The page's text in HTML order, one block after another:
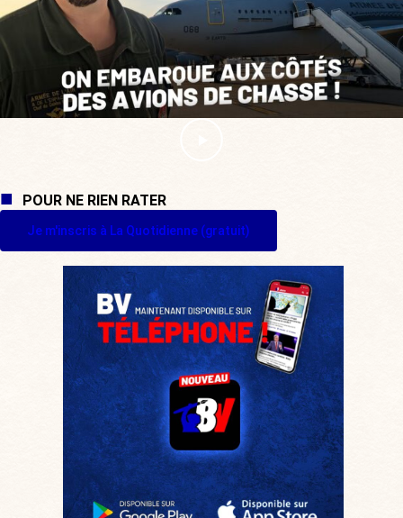
POUR NE RIEN RATER
Je m'inscris à La Quotidienne (gratuit)